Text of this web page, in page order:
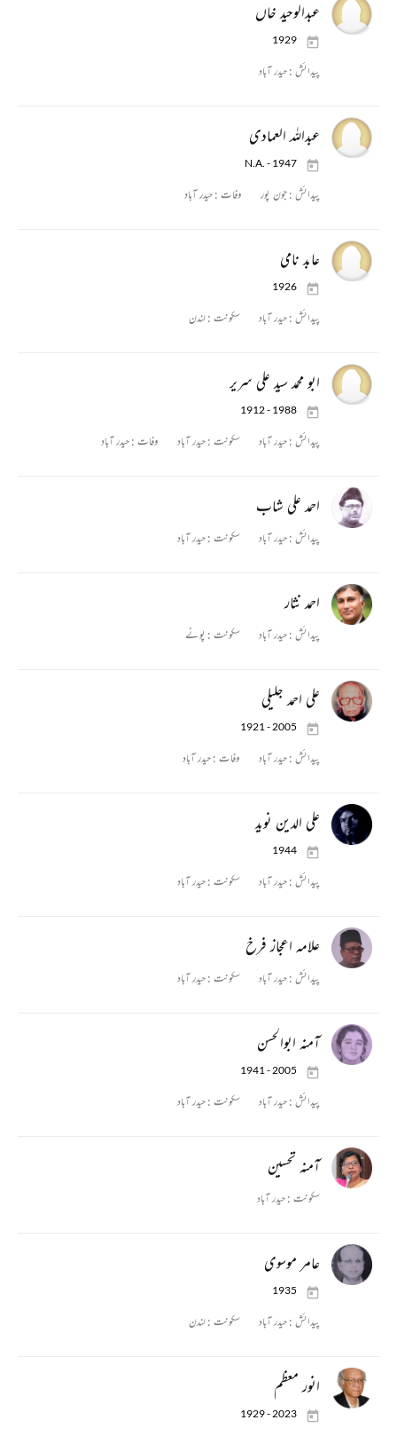
عبدالوحید خاں
1929
پیدائش :حیدر آباد
عبداللہ العمادی
N.A. - 1947
پیدائش :جون پور وفات :حیدر آباد
عابد نامی
1926
پیدائش :حیدر آباد سکونت : لندن
ابو محمد سید علی سریر
1912 - 1988
پیدائش :حیدر آباد سکونت :حیدر آباد وفات :حیدر آباد
احمد علی شاب
پیدائش :حیدر آباد سکونت :حیدر آباد
احمد نثار
پیدائش :حیدر آباد سکونت : پونے
علی احمد جلیلی
1921 - 2005
پیدائش :حیدر آباد وفات :حیدر آباد
علی الدین نوید
1944
پیدائش :حیدر آباد سکونت :حیدر آباد
علامہ اعجاز فرخ
پیدائش :حیدر آباد سکونت :حیدر آباد
آمنہ ابوالحسن
1941 - 2005
پیدائش :حیدر آباد سکونت :حیدر آباد
آمنہ تحسین
سکونت :حیدر آباد
عامر موسوی
1935
پیدائش :حیدر آباد سکونت : لندن
انور معظم
1929 - 2023